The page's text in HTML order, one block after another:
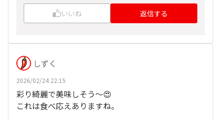
いいね 返信する
しずく
2026/02/24 22:15
彩り綺麗で美味しそう〜😍
これは食べ応えありますね。